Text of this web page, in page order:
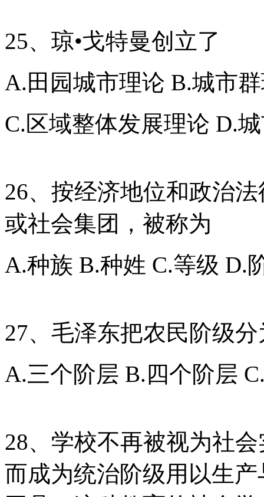
25、琼•戈特曼创立了
A.田园城市理论 B.城市
C.区域整体发展理论 D.
26、按经济地位和政治
或社会集团，被称为
A.种族 B.种姓 C.等级 D.
27、毛泽东把农民阶级分
A.三个阶层 B.四个阶层
28、学校不再被视为社
而成为统治阶级用以生